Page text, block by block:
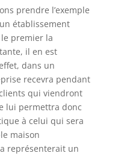
prendre l’exemple
établissement
premier la
il en est
dans un
recevra pendant
qui viendront
lui permettra donc
à celui qui sera
maison
représenterait un